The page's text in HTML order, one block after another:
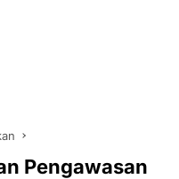
Pengawasan